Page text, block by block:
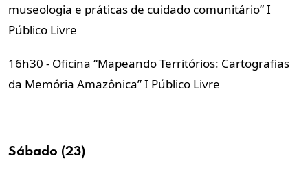
museologia e práticas de cuidado comunitário” I
Público Livre
16h30 - Oficina “Mapeando Territórios: Cartografias
da Memória Amazônica” I Público Livre
Sábado (23)